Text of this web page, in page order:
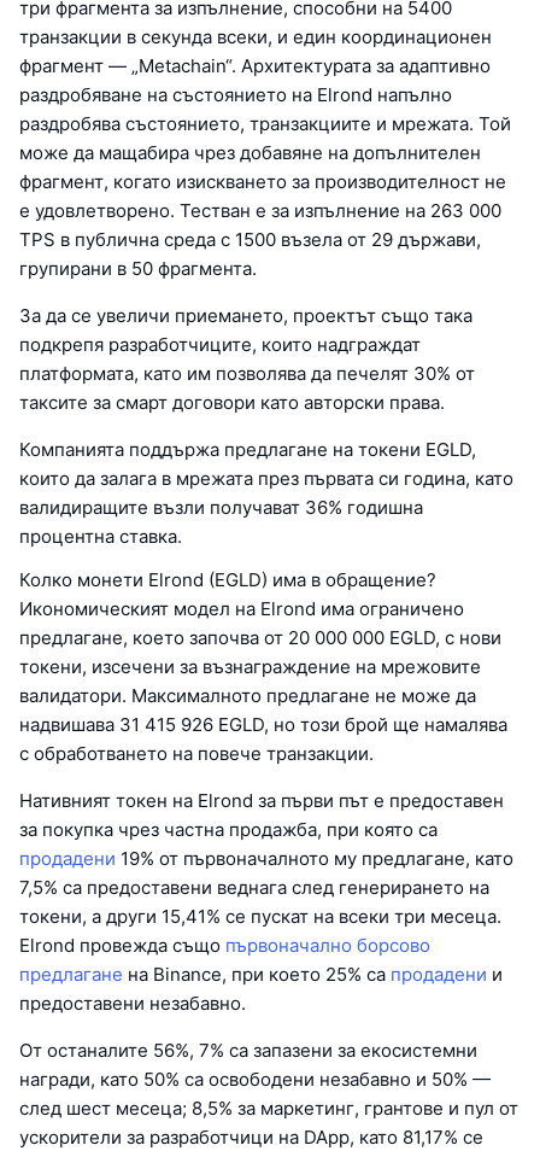
три фрагмента за изпълнение, способни на 5400
транзакции в секунда всеки, и един координационен
фрагмент — „Metachain“. Архитектурата за адаптивно
раздробяване на състоянието на Elrond напълно
раздробява състоянието, транзакциите и мрежата. Той
може да мащабира чрез добавяне на допълнителен
фрагмент, когато изискването за производителност не
е удовлетворено. Тестван е за изпълнение на 263 000
TPS в публична среда с 1500 възела от 29 държави,
групирани в 50 фрагмента.
За да се увеличи приемането, проектът също така
подкрепя разработчиците, които надграждат
платформата, като им позволява да печелят 30% от
таксите за смарт договори като авторски права.
Компанията поддържа предлагане на токени EGLD,
които да залага в мрежата през първата си година, като
валидиращите възли получават 36% годишна
процентна ставка.
Колко монети Elrond (EGLD) има в обращение?
Икономическият модел на Elrond има ограничено
предлагане, което започва от 20 000 000 EGLD, с нови
токени, изсечени за възнаграждение на мрежовите
валидатори. Максималното предлагане не може да
надвишава 31 415 926 EGLD, но този брой ще намалява
с обработването на повече транзакции.
Нативният токен на Elrond за първи път е предоставен
за покупка чрез частна продажба, при която са
продадени 19% от първоначалното му предлагане, като
7,5% са предоставени веднага след генерирането на
токени, а други 15,41% се пускат на всеки три месеца.
Elrond провежда също първоначално борсово
предлагане на Binance, при което 25% са продадени и
предоставени незабавно.
От останалите 56%, 7% са запазени за екосистемни
награди, като 50% са освободени незабавно и 50% —
след шест месеца; 8,5% за маркетинг, грантове и пул от
ускорители за разработчици на DApp, като 81,17% се